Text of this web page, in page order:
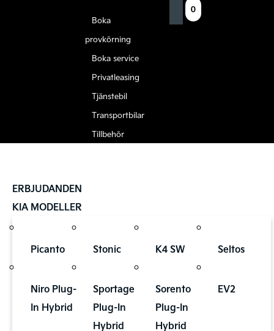
Boka
provkörning
Boka service
Privatleasing
Tjänstebil
Transportbilar
Tillbehör
0
ERBJUDANDEN
KIA MODELLER
Picanto Stonic K4 SW Seltos
Niro Plug-
In Hybrid
Sportage
Plug-In
Hybrid
Sorento
Plug-In
Hybrid
EV2